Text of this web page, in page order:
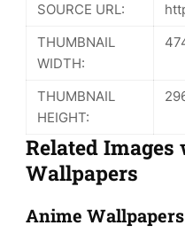
SOURCE URL:
THUMBNAIL
WIDTH:
THUMBNAIL
HEIGHT:
Related
Wallpapers
Anime Wallpapers